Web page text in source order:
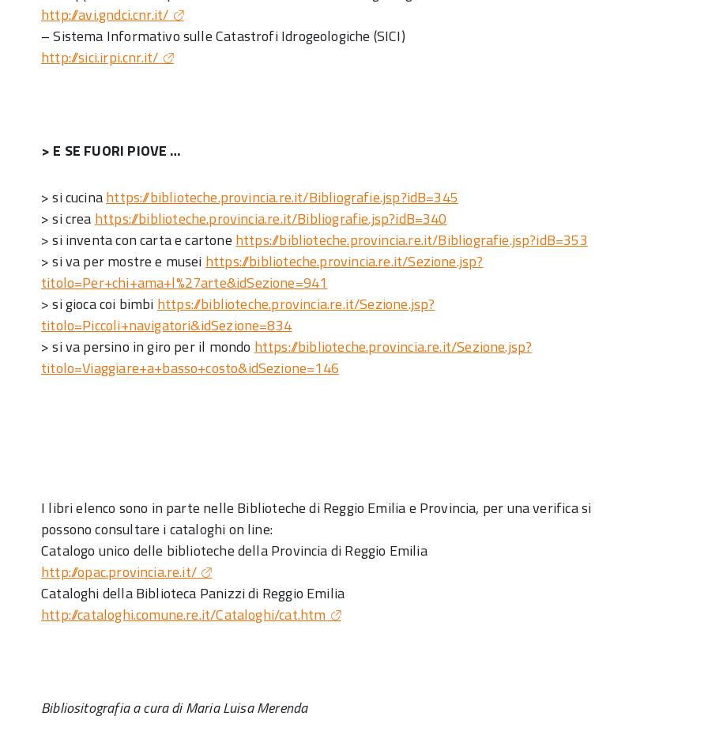
http://avi.gndci.cnr.it/
– Sistema Informativo sulle Catastrofi Idrogeologiche (SICI)
http://sici.irpi.cnr.it/
> E SE FUORI PIOVE …
> si cucinahttps://biblioteche.provincia.re.it/Bibliografie.jsp?idB=345
> si crea https://biblioteche.provincia.re.it/Bibliografie.jsp?idB=340
> si inventa con carta e cartone https://biblioteche.provincia.re.it/Bibliografie.jsp?idB=353
> si va per mostre e musei https://biblioteche.provincia.re.it/Sezione.jsp?
titolo=Per+chi+ama+l%27arte&idSezione=941
> si gioca coi bimbi https://biblioteche.provincia.re.it/Sezione.jsp?
titolo=Piccoli+navigatori&idSezione=834
> si va persino in giro per il mondo https://biblioteche.provincia.re.it/Sezione.jsp?
titolo=Viaggiare+a+basso+costo&idSezione=146
I libri elenco sono in parte nelle Biblioteche di Reggio Emilia e Provincia, per una verifica si
possono consultare i cataloghi on line:
Catalogo unico delle biblioteche della Provincia di Reggio Emilia
http://opac.provincia.re.it/
Cataloghi della Biblioteca Panizzi di Reggio Emilia
http://cataloghi.comune.re.it/Cataloghi/cat.htm
Bibliositografia a cura di Maria Luisa Merenda